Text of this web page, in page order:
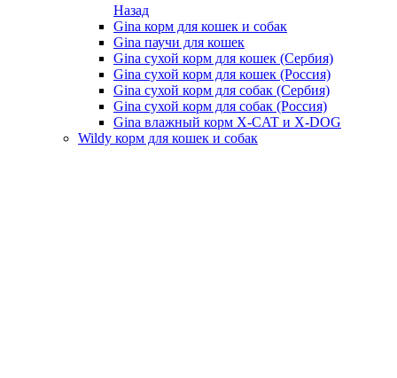
Назад
Gina корм для кошек и собак
Gina паучи для кошек
Gina сухой корм для кошек (Сербия)
Gina сухой корм для кошек (Россия)
Gina сухой корм для собак (Сербия)
Gina сухой корм для собак (Россия)
Gina влажный корм X-CAT и X-DOG
Wildy корм для кошек и собак